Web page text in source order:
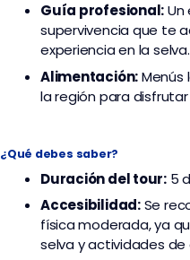
Guía profesional:Un
supervivencia que te
experiencia en la selva.
Alimentación:
la región para
¿Qué debes saber?
Duración del tour:5
Accesibilidad:Se
física moderada, ya
selva y actividades de